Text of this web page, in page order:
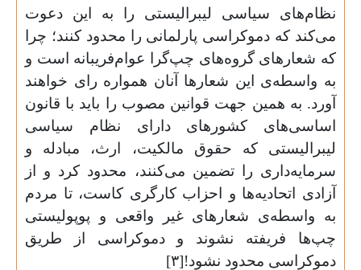
نظام‌های سیاسی لیبرالیستی را به این دعوت
می‌کند که دموکراسی پارلمانی را محدود کنند؛ چرا
که شعارهای گروه‌های چپ‌گرا عوام‌فریبانه است و
به واسطه‌ی این شعارها آنان همواره رای خواهند
آورد. به همین جهت قوانین مصوب را باید با قانون
اساسی‌های کشورهای دارای نظام سیاسی
لیبرالیستی که حقوق مالکیت، ارث، مبادله و
سرمایه‌داری را تضمین می‌کنند، محدود کرد و از
آزادی اتحادیه‌ها و احزاب کارگری کاست، تا مردم
به واسطه‌ی شعارهای غیر واقعی و پوپولیستی
چپ‌ها فریفته نشوند و دموکراسی از طریق
دموکراسی محدود نشود![۳ ]